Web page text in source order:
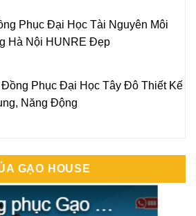
Phục Đại Học Tài Nguyên Môi
Hà Nội HUNRE Đẹp
Đồng Phục Đại Học Tây Đô Thiết Kế
Năng Động
GẠO HOUSE